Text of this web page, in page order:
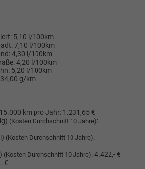
5,10 l/100km
7,10 l/100km
4,30 l/100km
4,20 l/100km
5,20 l/100km
g/km
km pro Jahr: 1.231,65 €
(Kosten Durchschnitt 10 Jahre):
(Kosten Durchschnitt 10 Jahre):
(Kosten Durchschnitt 10 Jahre):4.422,- €
€